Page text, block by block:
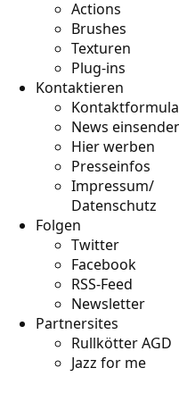
Actions
Brushes
Texturen
Plug-ins
Kontaktieren
News
Hier werben
Presseinfos
Impressum/
Datenschutz
Folgen
Twitter
Facebook
RSS-Feed
Newsletter
Partnersites
Rullkötter AGD
Jazz for me